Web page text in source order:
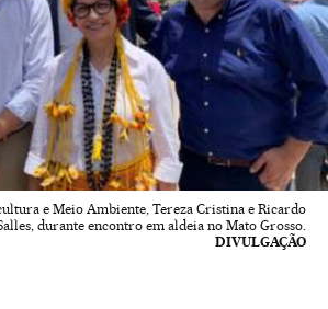
e Meio Ambiente, Tereza Cristina e Ricardo
durante encontro em aldeia no Mato Grosso.
DIVULGAÇÃO